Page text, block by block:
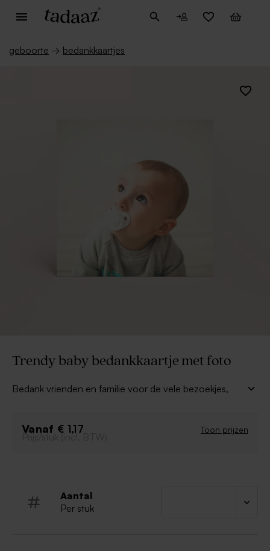
geboorte → bedankkaartjes
Trendy baby bedankkaartje met foto
Bedank vrienden en familie voor de vele bezoekjes,
motief vind je terug op verschillende geboortekaartjes.
Vanaf € 1,17 Toon prijzen
Prijs/stuk (incl. BTW)
Aantal
Per stuk